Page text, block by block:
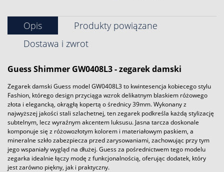
Opis
Produkty powiązane
Dostawa i zwrot
Guess Shimmer GW0408L3 - zegarek damski
Zegarek damski Guess model GW0408L3 to kwintesencja kobiecego stylu
Fashion, którego design przyciąga wzrok delikatnym blaskiem różowego
złota i elegancką, okrągłą kopertą o średnicy 39mm. Wykonany z
najwyższej jakości stali szlachetnej, ten zegarek podkreśla każdą stylizację
subtelnym, lecz wyraźnym akcentem luksusu. Jasna tarcza doskonale
komponuje się z różowozłotym kolorem i materiałowym paskiem, a
mineralne szkło zabezpiecza przed zarysowaniami, zachowując przy tym
jego wspaniały wygląd na dłużej. Guess za pośrednictwem tego modelu
zegarka idealnie łączy modę z funkcjonalnością, oferując dodatek, który
jest zarówno piękny, jak i praktyczny.